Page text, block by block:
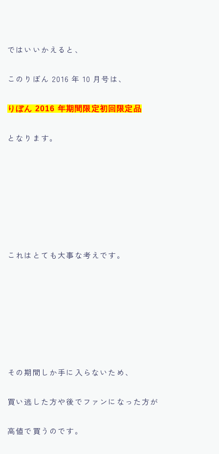
ではいいかえると、
このりぼん 2016 年 10 月号は、
りぼん 2016 年期間限定初回限定品
となります。
これはとても大事な考えです。
その期間しか手に入らないため、
買い逃した方や後でファンになった方が
高値で買うのです。